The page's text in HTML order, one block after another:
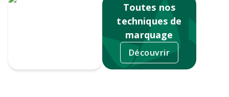
Toutes nos
techniques de
marquage
Découvrir